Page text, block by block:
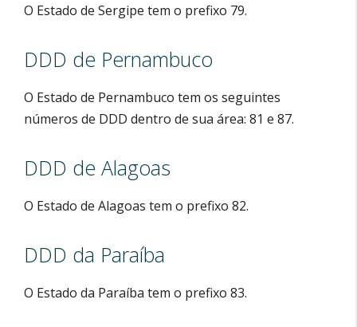
O Estado de Sergipe tem o prefixo 79.
DDD de Pernambuco
O Estado de Pernambuco tem os seguintes
números de DDD dentro de sua área: 81 e 87.
DDD de Alagoas
O Estado de Alagoas tem o prefixo 82.
DDD da Paraíba
O Estado da Paraíba tem o prefixo 83.